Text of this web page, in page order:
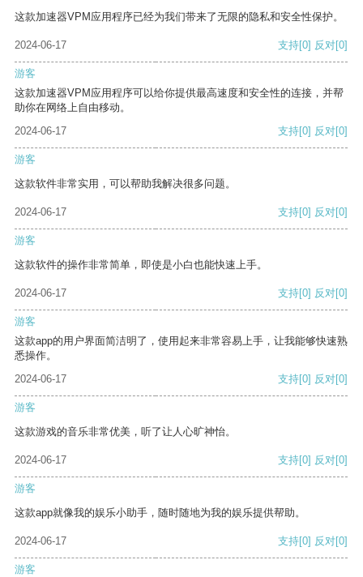
这款加速器VPM应用程序已经为我们带来了无限的隐私和安全性保护。
2024-06-17 支持[0] 反对[0]
游客
这款加速器VPM应用程序可以给你提供最高速度和安全性的连接，并帮
助你在网络上自由移动。
2024-06-17
支持[0] 反对[0]
游客
这款软件非常实用，可以帮助我解决很多问题。
2024-06-17 支持[0] 反对[0]
游客
这款软件的操作非常简单，即使是小白也能快速上手。
2024-06-17 支持[0] 反对[0]
游客
这款app的用户界面简洁明了，使用起来非常容易上手，让我能够快速熟
悉操作。
2024-06-17
支持[0] 反对[0]
游客
这款游戏的音乐非常优美，听了让人心旷神怡。
2024-06-17 支持[0] 反对[0]
游客
这款app就像我的娱乐小助手，随时随地为我的娱乐提供帮助。
2024-06-17 支持[0] 反对[0]
游客